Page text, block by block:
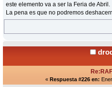
este elemento va a ser la Feria de Abril.
La pena es que no podremos
« Respuesta #226 en: